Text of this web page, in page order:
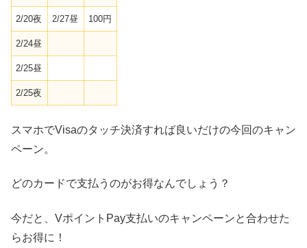
2/20夜 2/27昼 100円
2/24昼
2/25昼
2/25夜
スマホでVisaのタッチ決済すれば良いだけの今回のキャン
ペーン。
どのカードで支払うのがお得なんでしょう？
今だと、VポイントPay支払いのキャンペーンと合わせた
らお得に！